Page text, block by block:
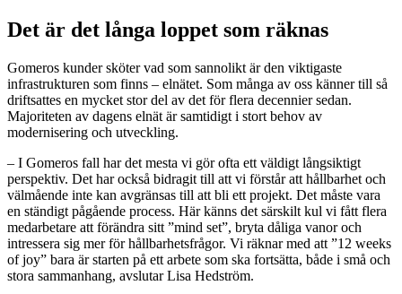
Det är det långa loppet som räknas
Gomeros kunder sköter vad som sannolikt är den viktigaste
infrastrukturen som finns – elnätet. Som många av oss känner till så
driftsattes en mycket stor del av det för flera decennier sedan.
Majoriteten av dagens elnät är samtidigt i stort behov av
modernisering och utveckling.
– I Gomeros fall har det mesta vi gör ofta ett väldigt långsiktigt
perspektiv. Det har också bidragit till att vi förstår att hållbarhet och
välmående inte kan avgränsas till att bli ett projekt. Det måste vara
en ständigt pågående process. Här känns det särskilt kul vi fått flera
medarbetare att förändra sitt ”mind set”, bryta dåliga vanor och
intressera sig mer för hållbarhetsfrågor. Vi räknar med att ”12 weeks
of joy” bara är starten på ett arbete som ska fortsätta, både i små och
stora sammanhang, avslutar Lisa Hedström.